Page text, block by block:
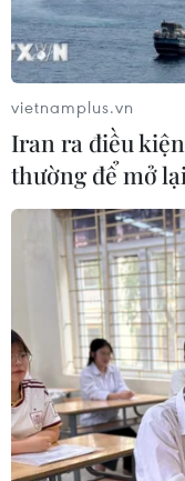
vietnamplus.vn
Iran ra điều
thường để mở